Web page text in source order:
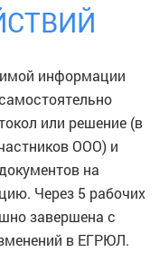
информации
или решение (в
ООО) и
на
Через 5 рабочих
завершена с
в ЕГРЮЛ.